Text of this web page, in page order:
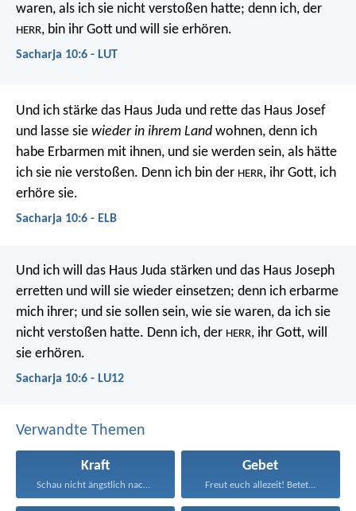
waren, als ich sie nicht verstoßen hatte; denn ich, der
HERR, bin ihr Gott und will sie erhören.
Sacharja 10:6 - LUT
Und ich stärke das Haus Juda und rette das Haus Josef
und lasse sie wieder in ihrem Land wohnen, denn ich
habe Erbarmen mit ihnen, und sie werden sein, als hätte
ich sie nie verstoßen. Denn ich bin der HERR, ihr Gott, ich
erhöre sie.
Sacharja 10:6 - ELB
Und ich will das Haus Juda stärken und das Haus Joseph
erretten und will sie wieder einsetzen; denn ich erbarme
mich ihrer; und sie sollen sein, wie sie waren, da ich sie
nicht verstoßen hatte. Denn ich, der HERR, ihr Gott, will
sie erhören.
Sacharja 10:6 - LU12
Verwandte Themen
Kraft
Schau nicht ängstlich nach...
Gebet
Freut euch allezeit! Betet...